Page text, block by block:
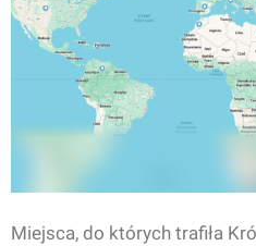
Miejsca, do których trafiła